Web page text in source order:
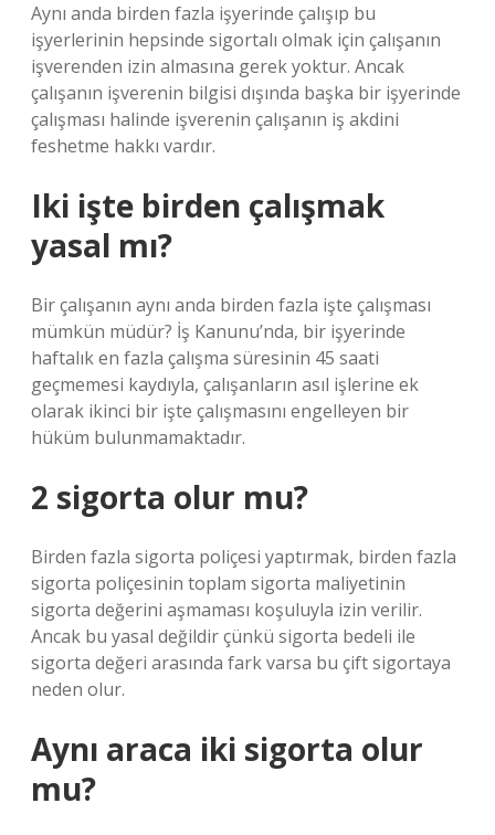
Aynı anda birden fazla işyerinde çalışıp bu
işyerlerinin hepsinde sigortalı olmak için çalışanın
işverenden izin almasına gerek yoktur. Ancak
çalışanın işverenin bilgisi dışında başka bir işyerinde
çalışması halinde işverenin çalışanın iş akdini
feshetme hakkı vardır.
Iki işte birden çalışmak
yasal mı?
Bir çalışanın aynı anda birden fazla işte çalışması
mümkün müdür? İş Kanunu’nda, bir işyerinde
haftalık en fazla çalışma süresinin 45 saati
geçmemesi kaydıyla, çalışanların asıl işlerine ek
olarak ikinci bir işte çalışmasını engelleyen bir
hüküm bulunmamaktadır.
2 sigorta olur mu?
Birden fazla sigorta poliçesi yaptırmak, birden fazla
sigorta poliçesinin toplam sigorta maliyetinin
sigorta değerini aşmaması koşuluyla izin verilir.
Ancak bu yasal değildir çünkü sigorta bedeli ile
sigorta değeri arasında fark varsa bu çift sigortaya
neden olur.
Aynı araca iki sigorta olur
mu?